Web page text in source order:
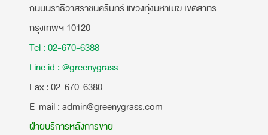
ถนนนราธิวาสราชนครินทร์ แขวงทุ่งมหาเมฆ เขตสาทร
กรุงเทพฯ 10120
Tel : 02-670-6388
Line id : @greenygrass
​Fax : 02-670-6380
E-mail : admin@greenygrass.com
ฝ่ายบริการหลังการขาย